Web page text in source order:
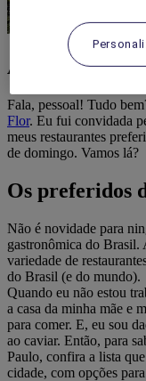
Almoço de
Fala, pessoal! Tudo
Flor. Eu fui convidada
meus restaurantes
de domingo. Vamos lá?
Os preferidos
Não é novidade para
gastronômica do Brasil.
variedade de
do Brasil (e do mundo).
Quando eu não estou
a casa da minha mãe e
para comer. E, eu sou
ao caviar. Então, para
Paulo, confira a lista
cidade, com opções